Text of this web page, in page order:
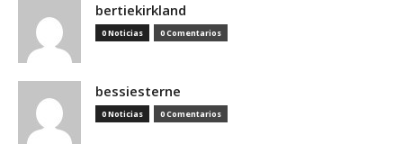
bertiekirkland
0 Noticias 0 Comentarios
bessiesterne
0 Noticias 0 Comentarios